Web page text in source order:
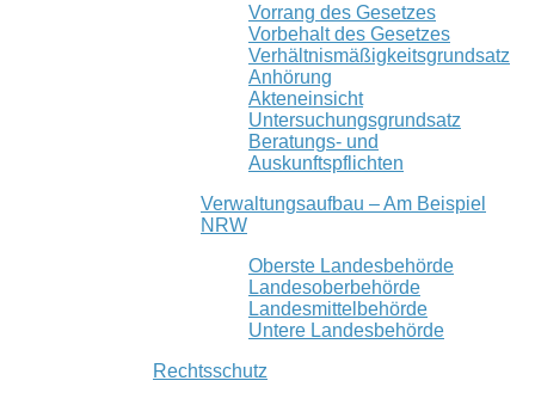
Vorrang des Gesetzes
Vorbehalt des Gesetzes
Verhältnismäßigkeitsgrundsatz
Anhörung
Akteneinsicht
Untersuchungsgrundsatz
Beratungs- und
Auskunftspflichten
Verwaltungsaufbau – Am Beispiel
NRW
Oberste Landesbehörde
Landesoberbehörde
Landesmittelbehörde
Untere Landesbehörde
Rechtsschutz